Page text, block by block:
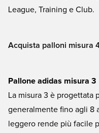
League, Training e Club.
Acquista palloni misura
Pallone adidas misura 3
La misura 3 è progettata
generalmente fino agli 8
leggero rende più facile